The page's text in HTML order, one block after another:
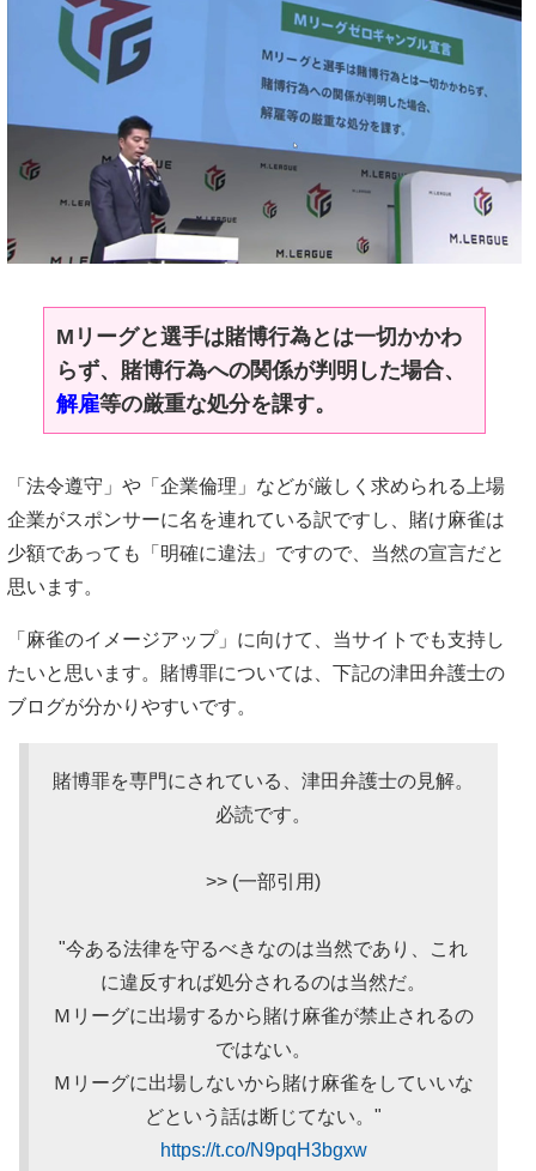
Mリーグと選手は賭博行為とは一切かかわ
らず、賭博行為への関係が判明した場合、
解雇等の厳重な処分を課す。
「法令遵守」や「企業倫理」などが厳しく求められる上場
企業がスポンサーに名を連れている訳ですし、賭け麻雀は
少額であっても「明確に違法」ですので、当然の宣言だと
思います。
「麻雀のイメージアップ」に向けて、当サイトでも支持し
たいと思います。賭博罪については、下記の津田弁護士の
ブログが分かりやすいです。
賭博罪を専門にされている、津田弁護士の見解。
必読です。
>> (一部引用)
"今ある法律を守るべきなのは当然であり、これ
に違反すれば処分されるのは当然だ。
Ｍリーグに出場するから賭け麻雀が禁止されるの
ではない。
Ｍリーグに出場しないから賭け麻雀をしていいな
どという話は断じてない。"
https://t.co/N9pqH3bgxw